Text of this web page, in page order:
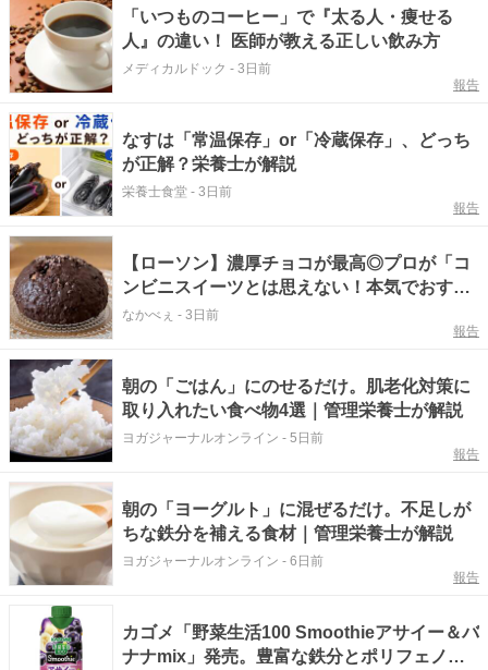
「いつものコーヒー」で『太る人・痩せる
人』の違い！ 医師が教える正しい飲み方
メディカルドック - 3日前
報告
なすは「常温保存」or「冷蔵保存」、どっち
が正解？栄養士が解説
栄養士食堂 - 3日前
報告
【ローソン】濃厚チョコが最高◎プロが「コ
ンビニスイーツとは思えない！本気でおすす
め！」と大絶賛の新作
なかべぇ - 3日前
報告
朝の「ごはん」にのせるだけ。肌老化対策に
取り入れたい食べ物4選｜管理栄養士が解説
ヨガジャーナルオンライン - 5日前
報告
朝の「ヨーグルト」に混ぜるだけ。不足しが
ちな鉄分を補える食材｜管理栄養士が解説
ヨガジャーナルオンライン - 6日前
報告
カゴメ「野菜生活100 Smoothieアサイー＆バ
ナナmix」発売。豊富な鉄分とポリフェノー